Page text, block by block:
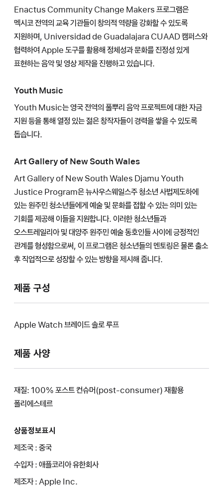
Enactus Community Change Makers 프로그램은
멕시코 전역의 교육 기관들이 창의적 역량을 강화할 수 있도록
지원하며, Universidad de Guadalajara CUAAD 캠퍼스와
협력하여 Apple 도구를 활용해 정체성과 문화를 진정성 있게
표현하는 음악 및 영상 제작을 진행하고 있습니다.
Youth Music
Youth Music는 영국 전역의 풀뿌리 음악 프로젝트에 대한 자금
지원 등을 통해 열정 있는 젊은 창작자들이 경력을 쌓을 수 있도록
돕습니다.
Art Gallery of New South Wales
Art Gallery of New South Wales Djamu Youth
Justice Program은 뉴사우스웨일스주 청소년 사법제도하에
있는 원주민 청소년들에게 예술 및 문화를 접할 수 있는 의미 있는
기회를 제공해 이들을 지원합니다. 이러한 청소년들과
오스트레일리아 및 대양주 원주민 예술 동호인들 사이에 긍정적인
관계를 형성함으로써, 이 프로그램은 청소년들의 멘토링은 물론 출소
후 직업적으로 성장할 수 있는 방향을 제시해 줍니다.
제품 구성
Apple Watch 브레이드 솔로 루프
제품 사양
재질: 100% 포스트 컨슈머(post-consumer) 재활용
폴리에스테르
상품정보표시
제조국 : 중국
수입자 : 애플코리아 유한회사
제조자 : Apple Inc.